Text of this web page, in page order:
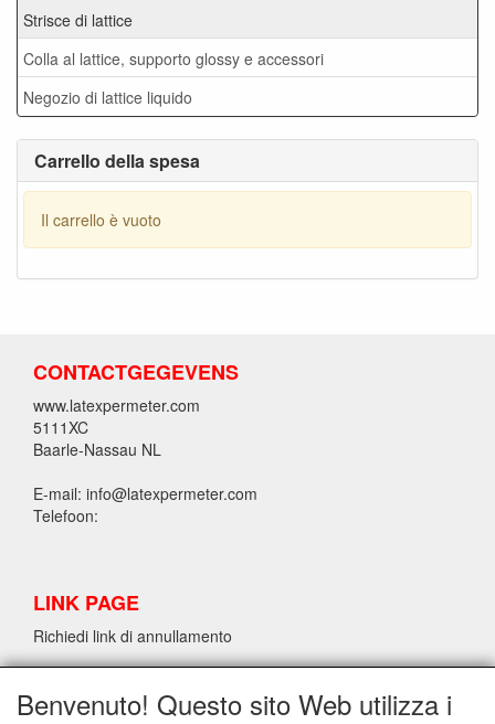
Strisce di lattice
Colla al lattice, supporto glossy e accessori
Negozio di lattice liquido
Carrello della spesa
Il carrello è vuoto
CONTACTGEGEVENS
www.latexpermeter.com
5111XC
Baarle-Nassau NL
E-mail: info@latexpermeter.com
Telefoon:
LINK PAGE
Richiedi link di annullamento
INFORMAZIONI SUL LATTICE/LATEX LPM
Benvenuto! Questo sito Web utilizza i